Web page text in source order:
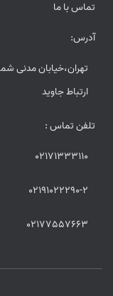
تماس با ما
آدرس:
ارتباط جاوید
تلفن تماس :
02171333110
02191022290-2
02177557663